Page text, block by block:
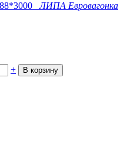
ЛИПА Евровагонка
+